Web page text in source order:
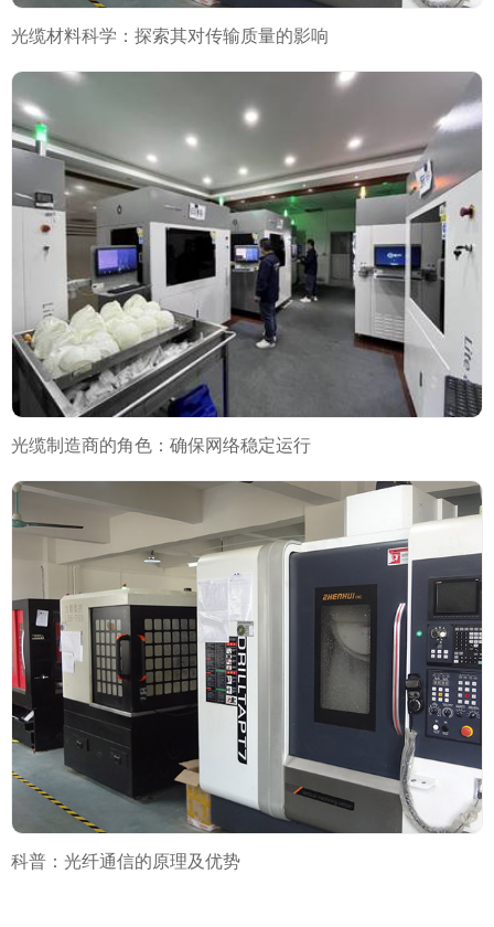
光缆材料科学：探索其对传输质量的影响
光缆制造商的角色：确保网络稳定运行
科普：光纤通信的原理及优势